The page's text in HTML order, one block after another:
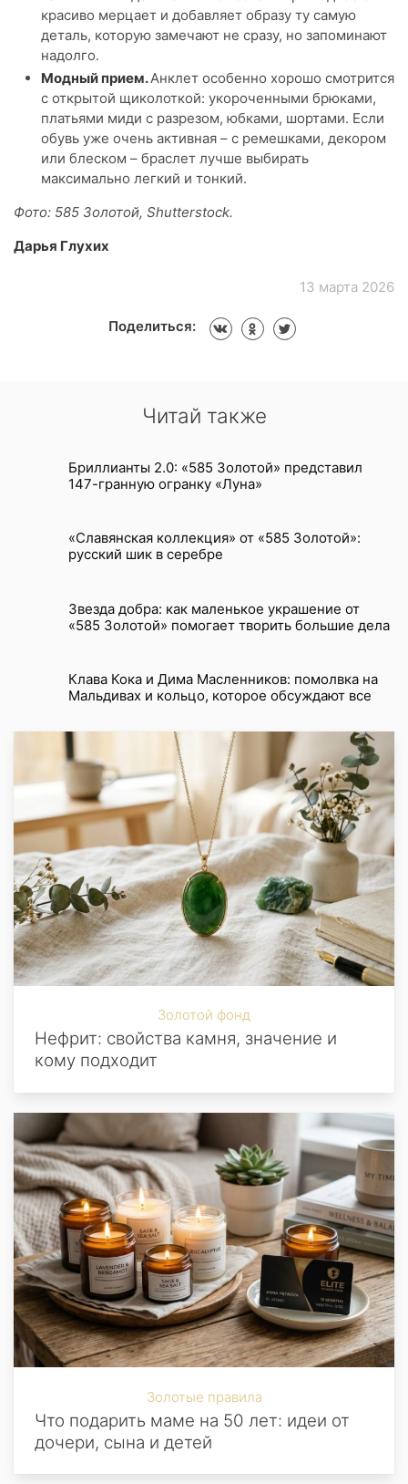
красиво мерцает и добавляет образу ту самую
деталь, которую замечают не сразу, но запоминают
надолго.
Модный прием.Анклет особенно хорошо смотрится
с открытой щиколоткой: укороченными брюками,
платьями миди с разрезом, юбками, шортами. Если
обувь уже очень активная – с ремешками, декором
или блеском – браслет лучше выбирать
максимально легкий и тонкий.
Фото: 585 Золотой, Shutterstock.
Дарья Глухих
13 марта 2026
Поделиться:
Читай также
Бриллианты 2.0: «585 Золотой» представил
147-гранную огранку «Луна»
«Славянская коллекция» от «585 Золотой»:
русский шик в серебре
Звезда добра: как маленькое украшение от
«585 Золотой» помогает творить большие дела
Клава Кока и Дима Масленников: помолвка на
Мальдивах и кольцо, которое обсуждают все
Золотой фонд
Нефрит: свойства камня, значение и
кому подходит
Золотые правила
Что подарить маме на 50 лет: идеи от
дочери, сына и детей